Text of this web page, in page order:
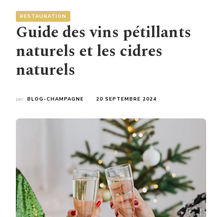
RESTAURATION
Guide des vins pétillants
naturels et les cidres
naturels
par BLOG-CHAMPAGNE 20 SEPTEMBRE 2024